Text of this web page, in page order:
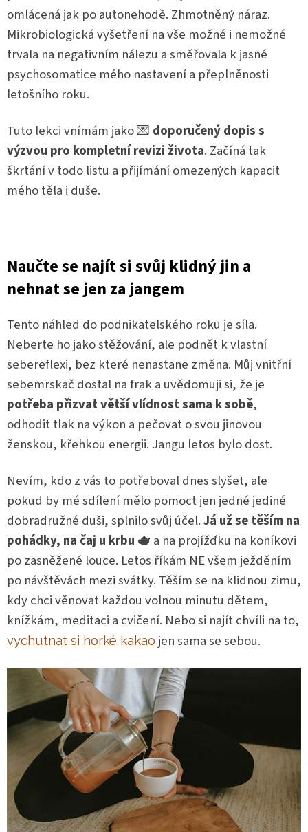
omlácená jak po autonehodě. Zhmotněný náraz.
Mikrobiologická vyšetření na vše možné i nemožné
trvala na negativním nálezu a směřovala k jasné
psychosomatice mého nastavení a přeplněnosti
letošního roku.
Tuto lekci vnímám jako 💌 doporučený dopis s
výzvou pro kompletní revizi života. Začíná tak
škrtání v todo listu a přijímání omezených kapacit
mého těla i duše.
Naučte se najít si svůj klidný jin a
nehnat se jen za jangem
Tento náhled do podnikatelského roku je síla.
Neberte ho jako stěžování, ale podnět k vlastní
sebereflexi, bez které nenastane změna. Můj vnitřní
sebemrskač dostal na frak a uvědomuji si, že je
potřeba přizvat větší vlídnost sama k sobě,
odhodit tlak na výkon a pečovat o svou jinovou
ženskou, křehkou energii. Jangu letos bylo dost.
Nevím, kdo z vás to potřeboval dnes slyšet, ale
pokud by mé sdílení mělo pomoct jen jedné jediné
dobradružné duši, splnilo svůj účel.Já už se těším na
pohádky, na čaj u krbu 🫖a na projížďku na koníkovi
po zasněžené louce. Letos říkám NE všem ježděním
po návštěvách mezi svátky. Těším se na klidnou zimu,
kdy chci věnovat každou volnou minutu dětem,
knížkám, meditaci a cvičení. Nebo si najít chvíli na to,
vychutnat si horké kakao jen sama se sebou.